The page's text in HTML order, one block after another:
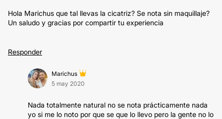
Hola Marichus que tal llevas la cicatriz? Se nota sin maquillaje?
Un saludo y gracias por compartir tu experiencia
Responder
Marichus
5 may 2020
Nada totalmente natural no se nota prácticamente nada
yo si me lo noto por que se que lo llevo pero la gente no lo